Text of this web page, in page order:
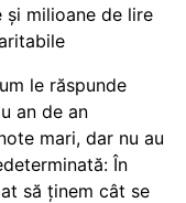
și milioane de lire
le răspunde
an de an
mari, dar nu au
În
să ținem cât se